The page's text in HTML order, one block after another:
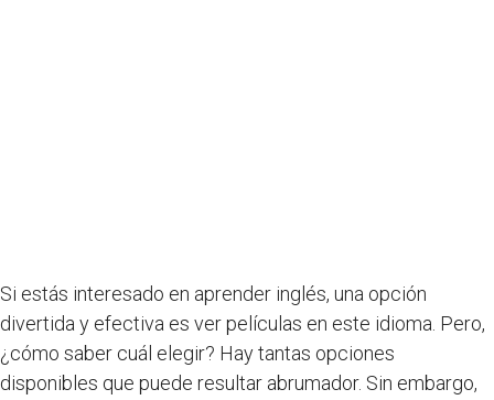
Si estás interesado en aprender inglés, una opción
divertida y efectiva es ver películas en este idioma. Pero,
¿cómo saber cuál elegir? Hay tantas opciones
disponibles que puede resultar abrumador. Sin embargo,